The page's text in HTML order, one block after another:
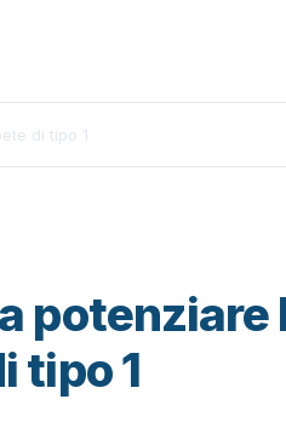
di tipo 1
potenziare
tipo 1